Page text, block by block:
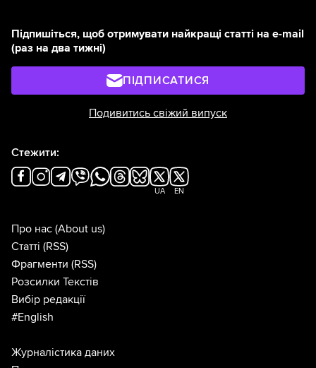
Підпишіться, щоб отримувати найкращі статті на e-mail
(раз на два тижні)
ПІДПИСАТИСЯ
Подивитись свіжий випуск
Стежити:
UA EN
Про нас (About us)
Статті (RSS)
Фрагменти (RSS)
Розсилки Текстів
Вибір редакції
#English
Журналістика даних